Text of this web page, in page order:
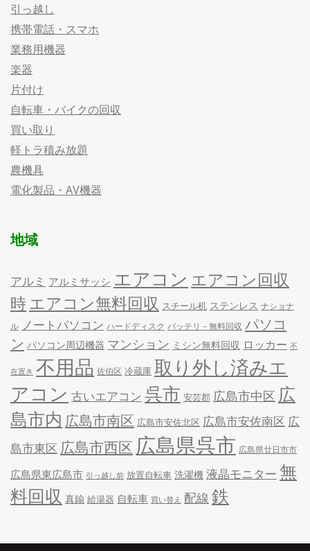
引っ越し
携帯電話・スマホ
業務用機器
楽器
片付け
自転車・バイクの回収
買い取り
軽トラ積み放題
農機具
電化製品・AV機器
地域
アルミ アルミサッシ エアコン エアコン回収
時エアコン無料回収 スチール机 ステンレス ナショナ
ル ノートパソコン ハードディスク バッテリ－無料回収 パソコ
ン パソコン周辺機器 マンション ミシン無料回収 ロッカー 不
在置き 不用品 佐伯区 冷蔵庫 取り外し済みエ
アコン 古いエアコン 呉市 安芸郡 広島市中区 広
島市内 広島市南区 広島市安佐北区 広島市安佐南区 広
島市東区 広島市西区 広島県呉市 広島県廿日市市
広島県東広島市 引っ越し前 放置自転車 洗濯機 液晶モニター 無
料回収 真鍮 給湯器 自転車 買い替え 配線 鉄